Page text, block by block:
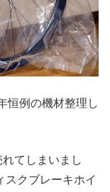
恒例の機材整理し
てしまいまし
スクブレーキホイ